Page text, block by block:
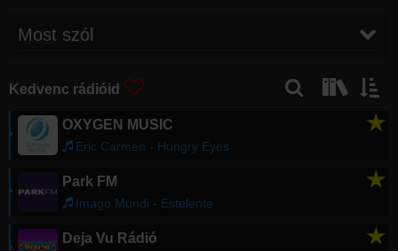
Most szól
Kedvenc rádióid
OXYGEN MUSIC ★
Eric Carmen - Hungry Eyes
Park FM ★
Imago Mundi - Estelente
Deja Vu Rádió ★